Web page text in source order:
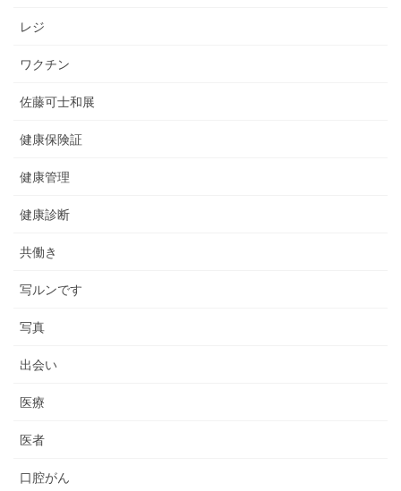
レジ
ワクチン
佐藤可士和展
健康保険証
健康管理
健康診断
共働き
写ルンです
写真
出会い
医療
医者
口腔がん